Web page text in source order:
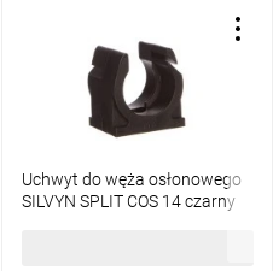
Uchwyt do węża osłonowego
SILVYN SPLIT COS 14 czarny